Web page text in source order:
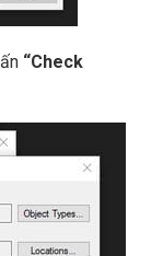
“Check